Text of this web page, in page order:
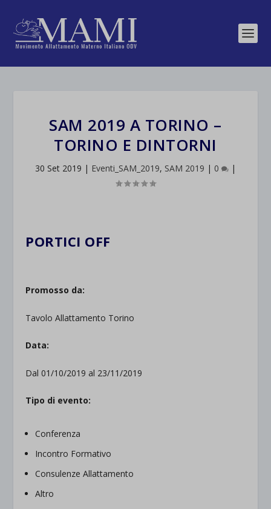
SAM 2019 A TORINO –
TORINO E DINTORNI
30 Set 2019 | Eventi_SAM_2019, SAM 2019 | 0 |
PORTICI OFF
Promosso da:
Tavolo Allattamento Torino
Data:
Dal 01/10/2019 al 23/11/2019
Tipo di evento:
Conferenza
Incontro Formativo
Consulenze Allattamento
Altro